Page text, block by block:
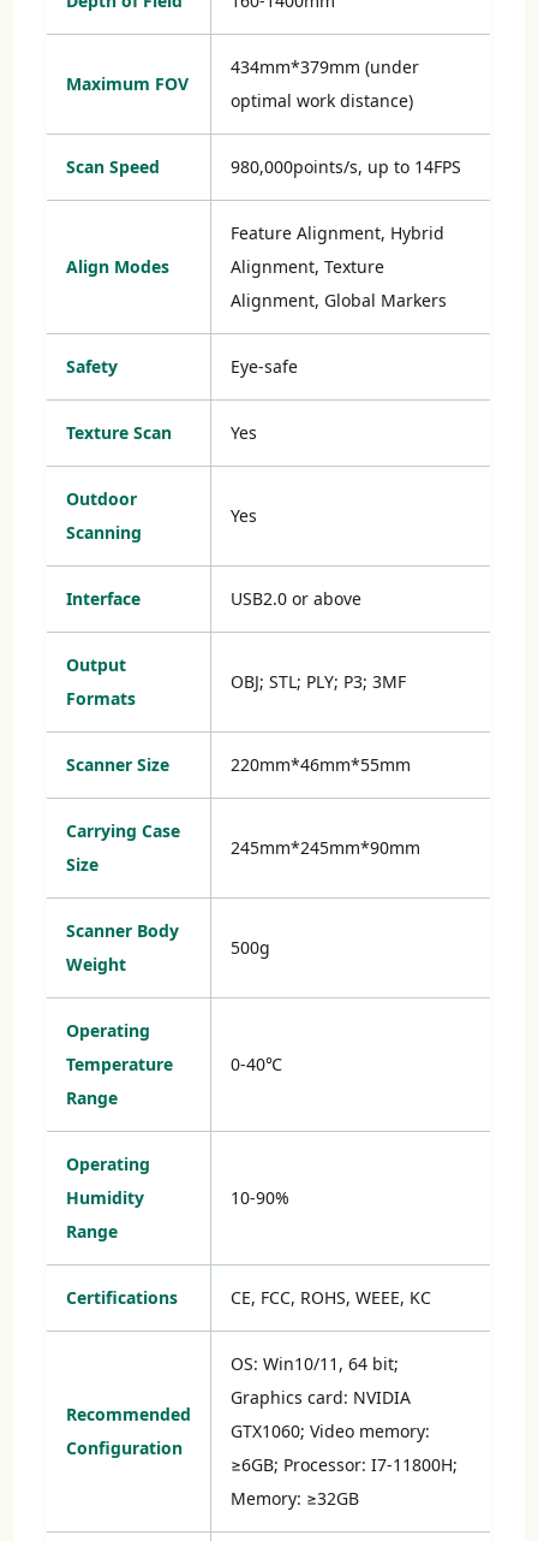
Maximum FOV
434mm*379mm (under
optimal work distance)
Scan Speed 980,000points/s, up to 14FPS
Align Modes
Feature Alignment, Hybrid
Alignment, Texture
Alignment, Global Markers
Safety Eye-safe
Texture Scan Yes
Outdoor
Scanning
Yes
Interface USB2.0 or above
Output
Formats
OBJ; STL; PLY; P3; 3MF
Scanner Size 220mm*46mm*55mm
Carrying Case
Size
245mm*245mm*90mm
Scanner Body
Weight
500g
Operating
Temperature
Range
0-40℃
Operating
Humidity
Range
10-90%
Certifications CE, FCC, ROHS, WEEE, KC
Recommended
Configuration
OS: Win10/11, 64 bit;
Graphics card: NVIDIA
GTX1060; Video memory:
≥6GB; Processor: I7-11800H;
Memory: ≥32GB